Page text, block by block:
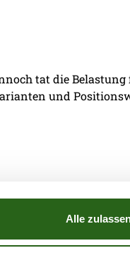
Alle
tat die
und